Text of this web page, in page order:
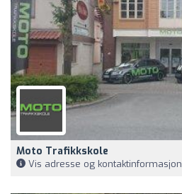
Moto Trafikkskole
Vis adresse og kontaktinformasjon